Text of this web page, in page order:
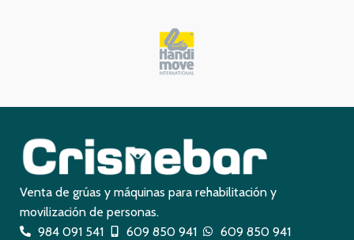
Venta de grúas y máquinas para rehabilitación y
movilización de personas.
984 091 541
609 850 941
609 850 941